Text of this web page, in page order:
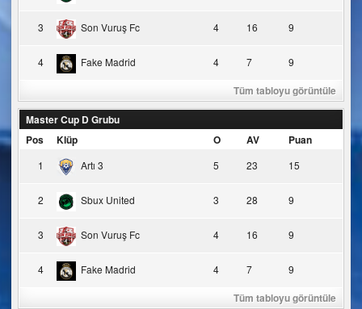
3 Son Vuruş Fc 4 16 9
4 Fake Madrid 4 7 9
Tüm tabloyu görüntüle
Master Cup D Grubu
Pos
Klüp O AV Puan
1 Artı 3 5 23 15
2 Sbux United 3 28 9
3 Son Vuruş Fc 4 16 9
4 Fake Madrid 4 7 9
Tüm tabloyu görüntüle